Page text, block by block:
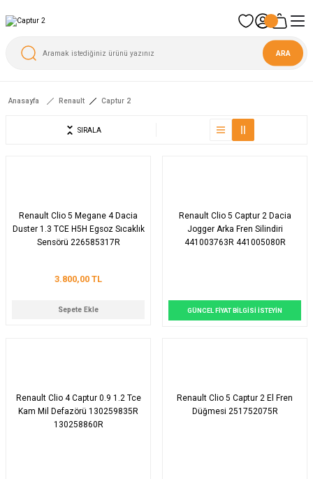
ARA
Anasayfa Renault Captur 2
SIRALA
Renault Clio 5 Megane 4 Dacia
Duster 1.3 TCE H5H Egsoz Sıcaklık
Sensörü 226585317R
3.800,00 TL
Sepete Ekle
Renault Clio 5 Captur 2 Dacia
Jogger Arka Fren Silindiri
441003763R 441005080R
GÜNCEL FİYAT BİLGİSİ İSTEYİN
Renault Clio 4 Captur 0.9 1.2 Tce
Kam Mil Defazörü 130259835R
130258860R
Renault Clio 5 Captur 2 El Fren
Düğmesi 251752075R